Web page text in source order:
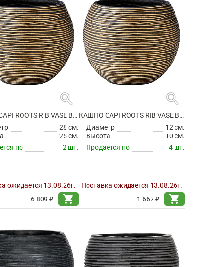
search
КАШПО CAPI ROOTS RIB VASE BALL BLACK GOLD
28 см.
25 см.
по
2 шт.
ожидается 13.08.26г.
6 809 ₽
shopping_cart
search
КАШПО CAPI ROOTS RIB VASE BALL BLACK GOLD
Диаметр
12 см.
Высота
10 см.
Продается по
4 шт.
Поставка ожидается 13.08.26г.
1 667 ₽
shopping_cart